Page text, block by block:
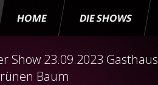
HOME DIE SHOWS
Show 23.09.2023 Gasthaus
Baum